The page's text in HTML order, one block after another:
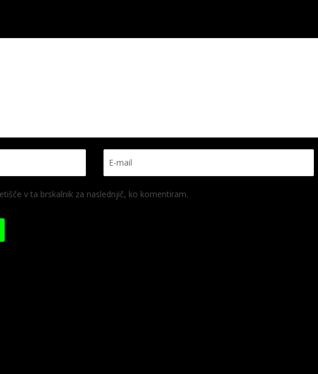
v ta brskalnik za naslednjič, ko komentiram.